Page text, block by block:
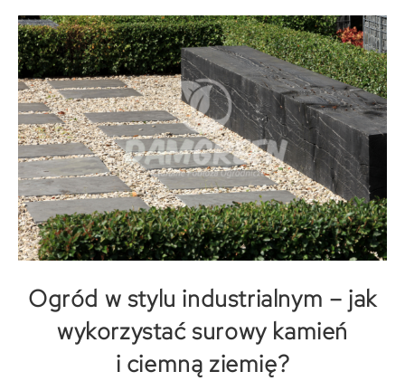
Ogród w stylu industrialnym – jak
wykorzystać surowy kamień
i ciemną ziemię?